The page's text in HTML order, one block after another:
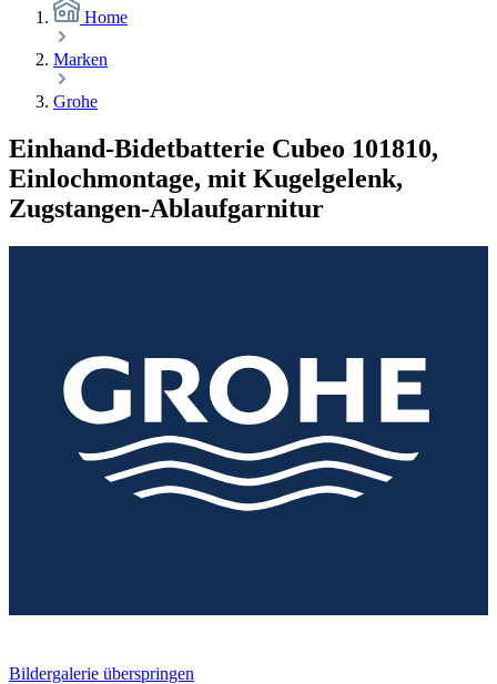
Home
Marken
Grohe
Einhand-Bidetbatterie Cubeo 101810,
Einlochmontage, mit Kugelgelenk,
Zugstangen-Ablaufgarnitur
Bildergalerie überspringen